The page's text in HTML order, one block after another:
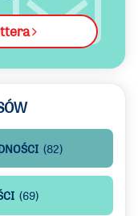
(82)
(69)